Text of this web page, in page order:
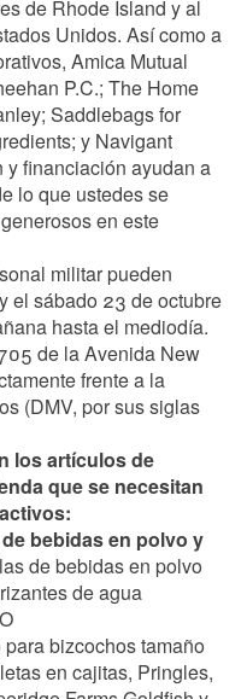
de Rhode Island y al
Unidos. Así como a
Amica Mutual
P.C.; The Home
Saddlebags for
y Navigant
financiación ayudan a
lo que ustedes se
en este
militar pueden
el sábado 23 de octubre
hasta el mediodía.
de la Avenida New
frente a la
(DMV, por sus siglas
los artículos de
que se necesitan
bebidas en polvo y
de bebidas en polvo
de agua
bizcochos tamaño
en cajitas, Pringles,